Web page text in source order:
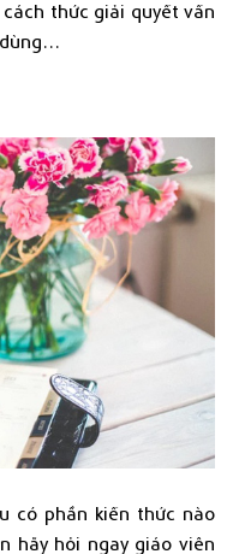
thức giải quyết vấn
có phần kiến thức nào
hãy hỏi ngay giáo viên